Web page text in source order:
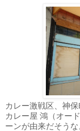
カレー激戦区、神
カレー屋 鴻（オー
ーンが由来だそう